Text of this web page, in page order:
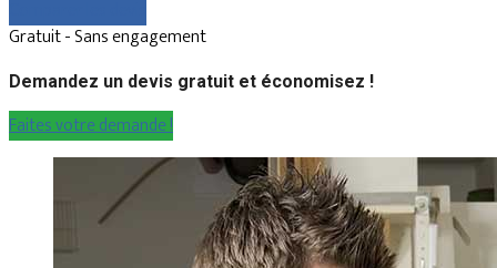
Gratuit - Sans engagement
Demandez un devis gratuit et économisez !
Faites votre demande !